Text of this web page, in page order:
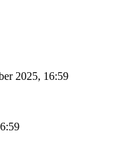
2025, 16:59